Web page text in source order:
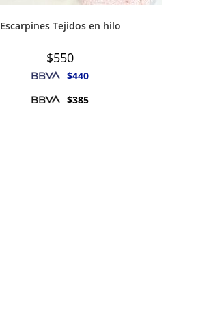
Escarpines Tejidos en hilo
$550
$440
$385